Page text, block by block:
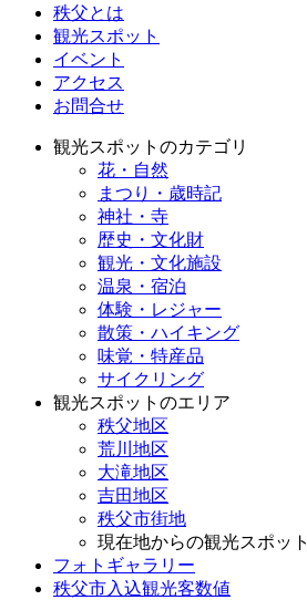
秩父とは
観光スポット
イベント
アクセス
お問合せ
観光スポットのカテゴリ
花・自然
まつり・歳時記
神社・寺
歴史・文化財
観光・文化施設
温泉・宿泊
体験・レジャー
散策・ハイキング
味覚・特産品
サイクリング
観光スポットのエリア
秩父地区
荒川地区
大滝地区
吉田地区
秩父市街地
現在地からの観光スポット
フォトギャラリー
秩父市入込観光客数値